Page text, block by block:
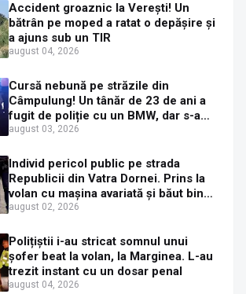
Accident groaznic la Verești! Un
bătrân pe moped a ratat o depășire și
a ajuns sub un TIR
august 04, 2026
Cursă nebună pe străzile din
Câmpulung! Un tânăr de 23 de ani a
fugit de poliție cu un BMW, dar s-a
oprit într-un gard de pe strada
august 03, 2026
Individ pericol public pe strada
Republicii din Vatra Dornei. Prins la
volan cu mașina avariată și băut bine,
în plină zi
august 02, 2026
Polițiștii i-au stricat somnul unui
șofer beat la volan, la Marginea. L-au
trezit instant cu un dosar penal
august 04, 2026